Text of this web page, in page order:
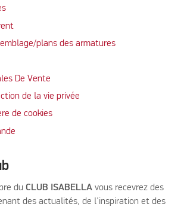
plans des armatures
De Vente
de la vie privée
de cookies
du CLUB ISABELLA vous recevrez des
des actualités, de l'inspiration et des